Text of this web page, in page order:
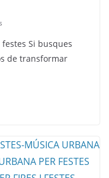
Si busques
de transformar